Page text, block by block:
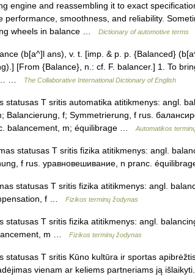
engine and reassembling it to exact
performance, smoothness, and reliability.
wheels in balance …
Dictionary of automotive terms
(b[a^]l ans), v. t. [imp. & p. p. {Balanced}
[From {Balance}, n.: cf. F. balancer.] 1. To
…
The Collaborative International Dictionary of English
T sritis automatika atitikmenys: angl.
Balancierung, f; Symmetrierung, f rus.
balancement, m; équilibrage …
Automatikos
statusas T sritis fizika atitikmenys: angl.
f rus. уравновешивание, n pranc.
statusas T sritis fizika atitikmenys: angl.
f …
Fizikos terminų žodynas
T sritis fizika atitikmenys: angl.
m …
Fizikos terminų žodynas
statusas T sritis Kūno kultūra ir sportas
vienam ar keliems partneriams ją